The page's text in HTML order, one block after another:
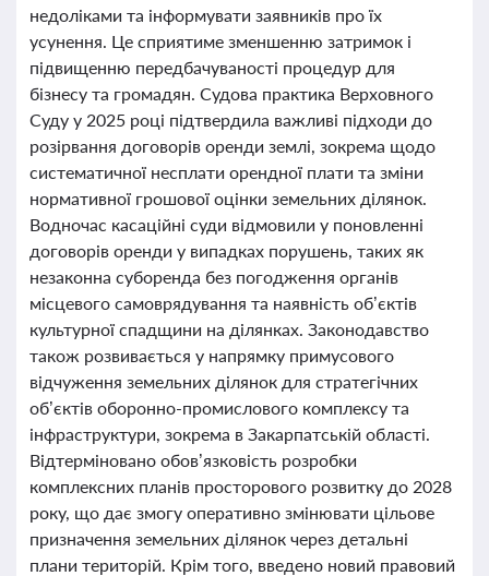
недоліками та інформувати заявників про їх
усунення. Це сприятиме зменшенню затримок і
підвищенню передбачуваності процедур для
бізнесу та громадян. Судова практика Верховного
Суду у 2025 році підтвердила важливі підходи до
розірвання договорів оренди землі, зокрема щодо
систематичної несплати орендної плати та зміни
нормативної грошової оцінки земельних ділянок.
Водночас касаційні суди відмовили у поновленні
договорів оренди у випадках порушень, таких як
незаконна суборенда без погодження органів
місцевого самоврядування та наявність об’єктів
культурної спадщини на ділянках. Законодавство
також розвивається у напрямку примусового
відчуження земельних ділянок для стратегічних
об’єктів оборонно-промислового комплексу та
інфраструктури, зокрема в Закарпатській області.
Відтерміновано обов’язковість розробки
комплексних планів просторового розвитку до 2028
року, що дає змогу оперативно змінювати цільове
призначення земельних ділянок через детальні
плани територій. Крім того, введено новий правовий